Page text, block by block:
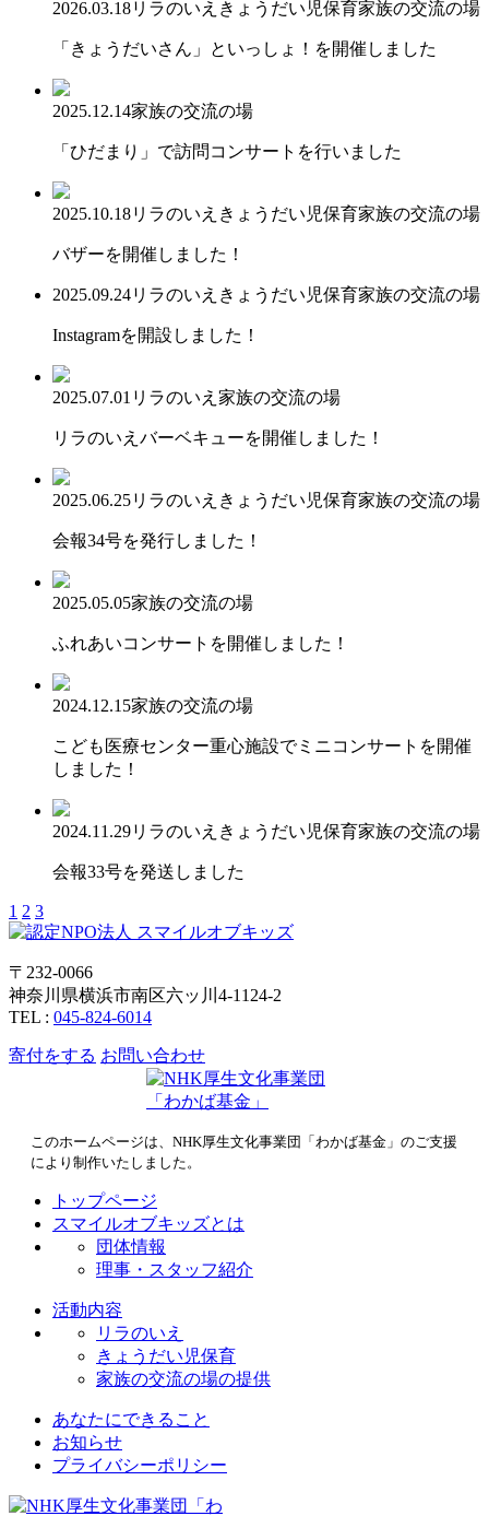
2026.03.18リラのいえ きょうだい児保育家族の交流の場
「きょうだいさん」といっしょ！を開催しました
2025.12.14家族の交流の場
「ひだまり」で訪問コンサートを行いました
2025.10.18リラのいえ きょうだい児保育家族の交流の場
バザーを開催しました！
2025.09.24リラのいえ きょうだい児保育家族の交流の場
Instagramを開設しました！
2025.07.01 リラのいえ 家族の交流の場
リラのいえバーベキューを開催しました！
2025.06.25リラのいえ きょうだい児保育家族の交流の場
会報34号を発行しました！
2025.05.05家族の交流の場
ふれあいコンサートを開催しました！
2024.12.15家族の交流の場
こども医療センター重心施設でミニコンサートを開催
しました！
2024.11.29リラのいえ きょうだい児保育家族の交流の場
会報33号を発送しました
1 2 3
〒232-0066
神奈川県横浜市南区六ッ川4-1124-2
TEL : 045-824-6014
寄付をする お問い合わせ
このホームページは、NHK厚生文化事業団「わかば基金」のご支援
により制作いたしました。
トップページ
スマイルオブキッズとは
団体情報
理事・スタッフ紹介
活動内容
リラのいえ
きょうだい児保育
家族の交流の場の提供
あなたにできること
お知らせ
プライバシーポリシー